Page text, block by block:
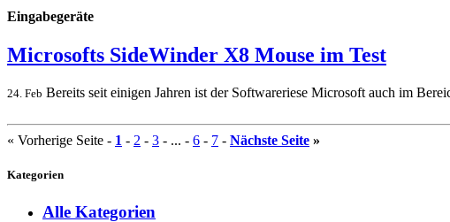
Eingabegeräte
Microsofts SideWinder X8 Mouse im Test
24. Feb Bereits seit einigen Jahren ist der Softwareriese Microsoft auch im
« Vorherige Seite - 1 - 2 - 3 - ... - 6 - 7 - Nächste Seite »
Kategorien
Alle Kategorien